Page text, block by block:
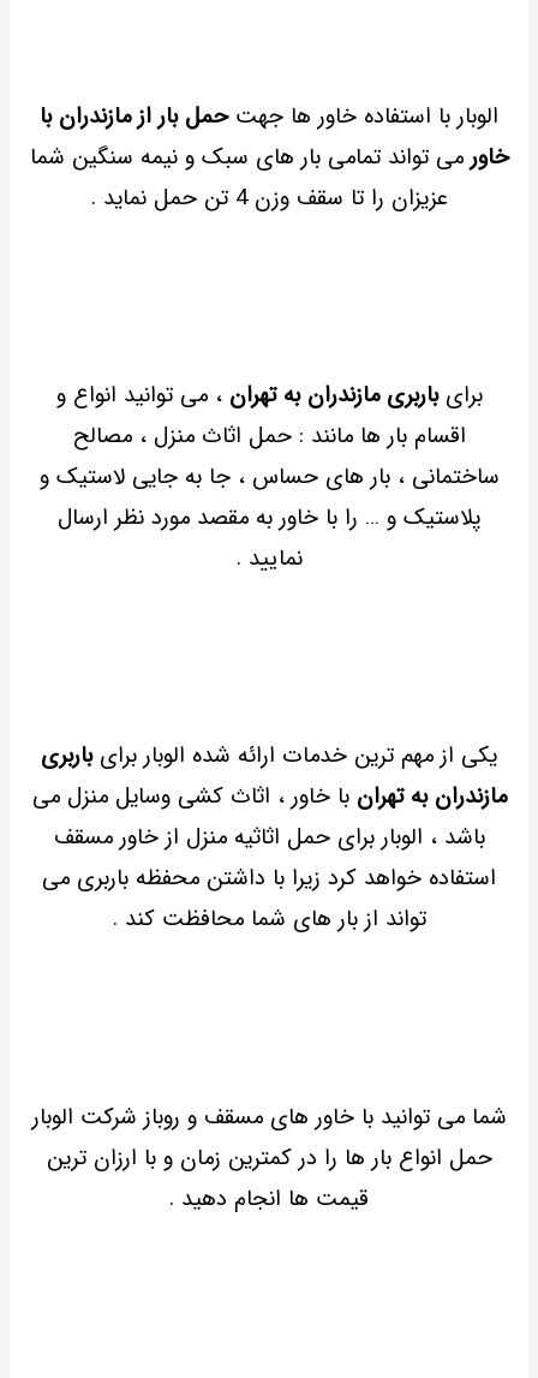
الوبار با استفاده خاور ها جهتحمل بار از مازندران با
خاور می تواند تمامی بار های سبک و نیمه سنگین شما
عزیزان را تا سقف وزن 4 تن حمل نماید .
برایباربری مازندران به تهران ، می توانید انواع و
اقسام بار ها مانند : حمل اثاث منزل ، مصالح
ساختمانی ، بار های حساس ، جا به جایی لاستیک و
پلاستیک و … را با خاور به مقصد مورد نظر ارسال
نمایید .
یکی از مهم ترین خدمات ارائه شده الوبار برایباربری
مازندران به تهران با خاور ، اثاث کشی وسایل منزل می
باشد ، الوبار برای حمل اثاثیه منزل از خاور مسقف
استفاده خواهد کرد زیرا با داشتن محفظه باربری می
تواند از بار های شما محافظت کند .
شما می توانید با خاور های مسقف و روباز شرکت الوبار
حمل انواع بار ها را در کمترین زمان و با ارزان ترین
قیمت ها انجام دهید .